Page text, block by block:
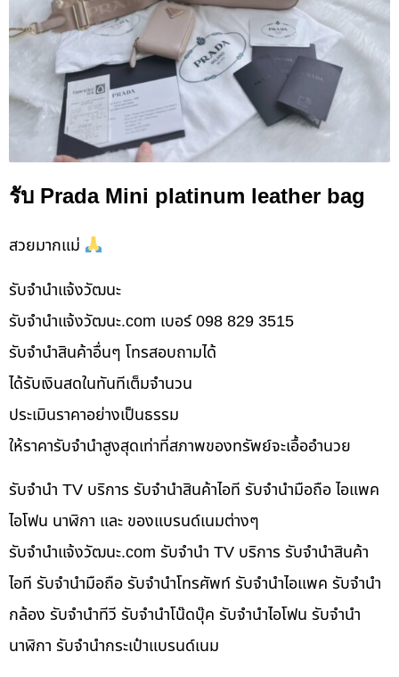
รับ Prada Mini platinum leather bag
สวยมากแม่
รับจํานําแจ้งวัฒนะ
รับจํานําแจ้งวัฒนะ.com เบอร์ 098 829 3515
รับจำนำสินค้าอื่นๆ โทรสอบถามได้
ได้รับเงินสดในทันทีเต็มจำนวน
ประเมินราคาอย่างเป็นธรรม
ให้ราคารับจำนำสูงสุดเท่าที่สภาพของทรัพย์จะเอื้ออำนวย
รับจำนำ TV บริการ รับจำนำสินค้าไอที รับจำนำมือถือ ไอแพค
ไอโฟน นาฬิกา และ ของแบรนด์เนมต่างๆ
รับจํานําแจ้งวัฒนะ.com รับจำนำ TV บริการ รับจำนำสินค้า
ไอที รับจำนำมือถือ รับจำนำโทรศัพท์ รับจำนำไอแพค รับจำนำ
กล้อง รับจำนำทีวี รับจำนำโน๊ดบุ๊ค รับจำนำไอโฟน รับจำนำ
นาฬิกา รับจำนำกระเป๋าแบรนด์เนม